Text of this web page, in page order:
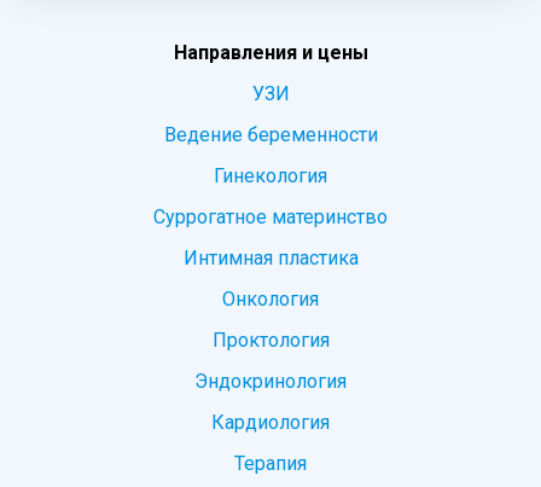
Направления и цены
УЗИ
Ведение беременности
Гинекология
Суррогатное материнство
Интимная пластика
Онкология
Проктология
Эндокринология
Кардиология
Терапия